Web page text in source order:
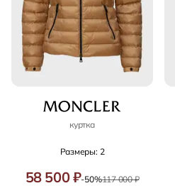
куртка
Размеры: 2
58 500 ₽-50%117 000 ₽